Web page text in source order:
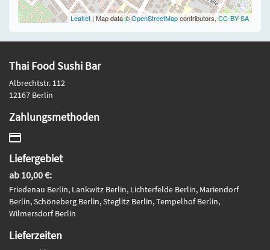
Leaflet| Map data ©OpenStreetMapcontributors,CC-BY-SA
Thai Food Sushi Bar
Albrechtstr. 112
12167 Berlin
Zahlungsmethoden
Liefergebiet
ab 10,00 €:
Friedenau Berlin, Lankwitz Berlin, Lichterfelde Berlin, Mariendorf
Berlin, Schöneberg Berlin, Steglitz Berlin, Tempelhof Berlin,
Wilmersdorf Berlin
Lieferzeiten